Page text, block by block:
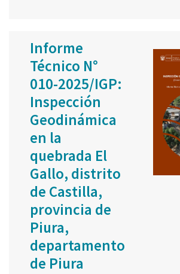
Informe
Técnico N°
010-2025/IGP:
Inspección
Geodinámica
en la
quebrada El
Gallo, distrito
de Castilla,
provincia de
Piura,
departamento
de Piura